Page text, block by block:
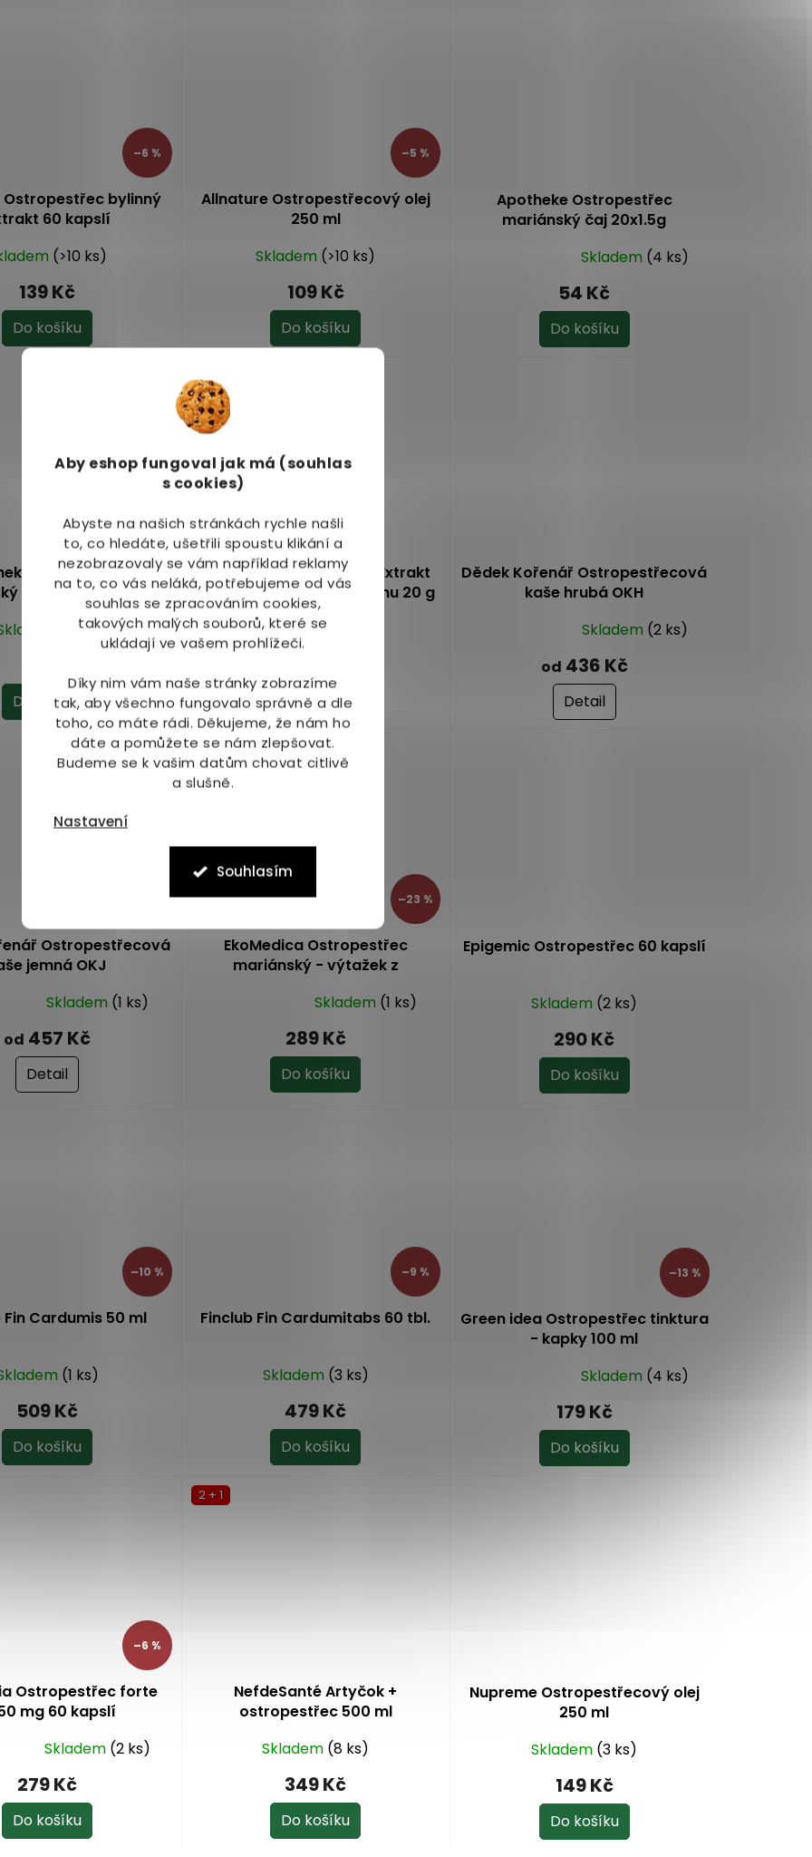
Aby eshop fungoval jak má (souhlas
s cookies)
Abyste na našich stránkách rychle našli
to, co hledáte, ušetřili spoustu klikání a
nezobrazovaly se vám například reklamy
na to, co vás neláká, potřebujeme od vás
souhlas se zpracováním cookies,
takových malých souborů, které se
ukládají ve vašem prohlížeči.
Díky nim vám naše stránky zobrazíme
tak, aby všechno fungovalo správně a dle
toho, co máte rádi. Děkujeme, že nám ho
dáte a pomůžete se nám zlepšovat.
Budeme se k vašim datům chovat citlivě
a slušně.
Nastavení
Souhlasím
–6 %
Ostropestřec bylinný
60 kapslí
(>10 ks)
139 Kč
Do košíku
–5 %
Allnature Ostropestřecový olej
250 ml
Skladem (>10 ks)
109 Kč
Do košíku
Apotheke Ostropestřec
mariánský čaj 20x1.5g
Skladem (4 ks)
54 Kč
Do košíku
Ostropestřec
plod sypaný 150 g
(1 ks)
Do košíku
Více za méně
Botanic Ostropestřec - Extrakt
ze semen s 80 % silymarinu 20 g
Skladem
Do košíku
Dědek Kořenář Ostropestřecová
kaše hrubá OKH
Skladem (2 ks)
od 436 Kč
Detail
Ostropestřecová
jemná OKJ
Skladem (1 ks)
od 457 Kč
Detail
Akce
–23 %
EkoMedica Ostropestřec
mariánský - výtažek z
Skladem (1 ks)
289 Kč
Do košíku
Epigemic Ostropestřec 60 kapslí
Skladem (2 ks)
290 Kč
Do košíku
–10 %
Fin Cardumis 50 ml
(1 ks)
509 Kč
Do košíku
–9 %
Finclub Fin Cardumitabs 60 tbl.
Skladem (3 ks)
479 Kč
Do košíku
–13 %
Green idea Ostropestřec tinktura
- kapky 100 ml
Skladem (4 ks)
179 Kč
Do košíku
–6 %
Ostropestřec forte
mg 60 kapslí
Skladem (2 ks)
279 Kč
Do košíku
2 + 1
NefdeSanté Artyčok +
ostropestřec 500 ml
Skladem (8 ks)
349 Kč
Do košíku
Nupreme Ostropestřecový olej
250 ml
Skladem (3 ks)
149 Kč
Do košíku